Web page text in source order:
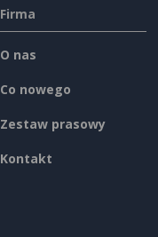
Firma
O nas
Co nowego
Zestaw prasowy
Kontakt